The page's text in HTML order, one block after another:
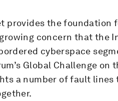
provides the foundation
concern that the
cyberspace
Global Challenge
a number of fault lines